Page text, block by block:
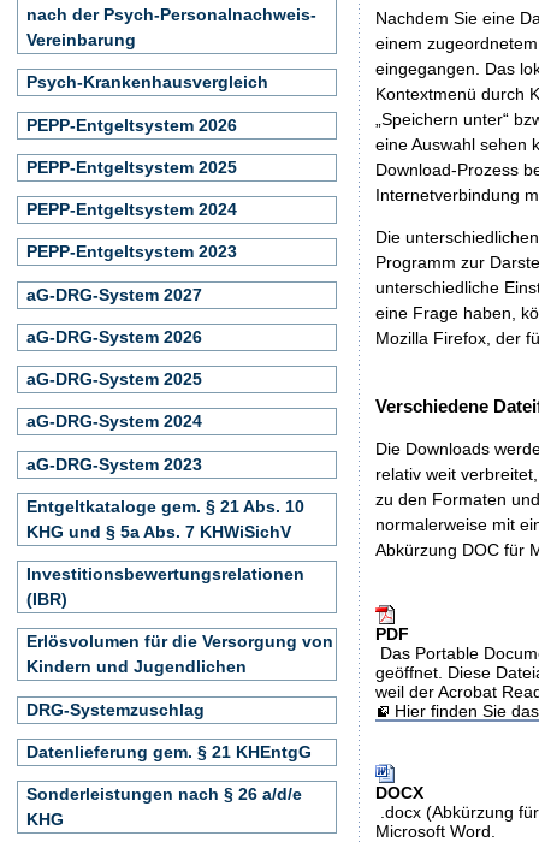
Nachdem Sie eine
einem
eingegangen. Das
Kontextmenü durch
„Speichern unter“
eine Auswahl sehen
Download-Prozess
Internetverbindung
Die
Programm zur
unterschiedliche
eine Frage haben,
Mozilla Firefox, der
Verschiedene
Die Downloads
relativ weit
zu den Formaten
normalerweise mit
Abkürzung DOC für
PDF
Das Portable
geöffnet. Diese
weil der Acrobat
Hier finden Sie
DOCX
.docx (Abkürzung
Microsoft Word.
nach der Psych-Personalnachweis-
Vereinbarung
Psych-Krankenhausvergleich
PEPP-Entgeltsystem 2026
PEPP-Entgeltsystem 2025
PEPP-Entgeltsystem 2024
PEPP-Entgeltsystem 2023
aG-DRG-System 2027
aG-DRG-System 2026
aG-DRG-System 2025
aG-DRG-System 2024
aG-DRG-System 2023
Entgeltkataloge gem. § 21 Abs. 10
KHG und § 5a Abs. 7 KHWiSichV
Investitionsbewertungsrelationen
(IBR)
Erlösvolumen für die Versorgung von
Kindern und Jugendlichen
DRG-Systemzuschlag
Datenlieferung gem. § 21 KHEntgG
Sonderleistungen nach § 26 a/d/e
KHG